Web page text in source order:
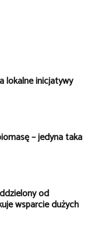
lokalne inicjatywy
– jedyna taka
od
wsparcie dużych